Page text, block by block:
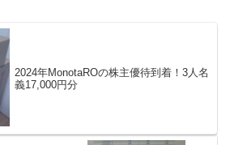
2024年MonotaROの株主優待到着！3人名
義17,000円分